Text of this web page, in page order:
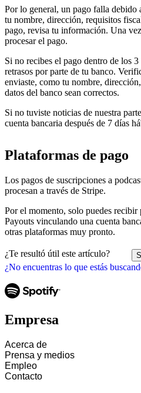
¿No encuentras lo que estás
Por lo general, un pago falla
tu nombre, dirección, requisitos
pago, revisa tu información. Una
procesar el pago.
Si no recibes el pago dentro de los
retrasos por parte de tu banco.
enviaste, como tu nombre,
datos del banco sean correctos.
Si no tuviste noticias de nuestra
cuenta bancaria después de 7 días
Plataformas de pago
Los pagos de suscripciones a
procesan a través de Stripe.
Por el momento, solo puedes recibir
Payouts vinculando una cuenta
otras plataformas muy pronto.
¿Te resultó útil este artículo?
Empresa
Acerca de
Prensa y medios
Empleo
Contacto